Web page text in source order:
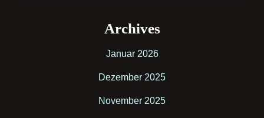
Archives
Januar 2026
Dezember 2025
November 2025